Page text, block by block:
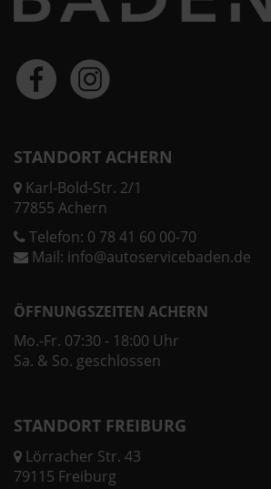
STANDORT ACHERN
Karl-Bold-Str. 2/1
77855 Achern
Telefon: 0 78 41 60 00-70
Mail: info@autoservicebaden.de
ÖFFNUNGSZEITEN ACHERN
Mo.-Fr. 07:30 - 18:00 Uhr
Sa. & So. geschlossen
STANDORT FREIBURG
Lörracher Str. 43
79115 Freiburg